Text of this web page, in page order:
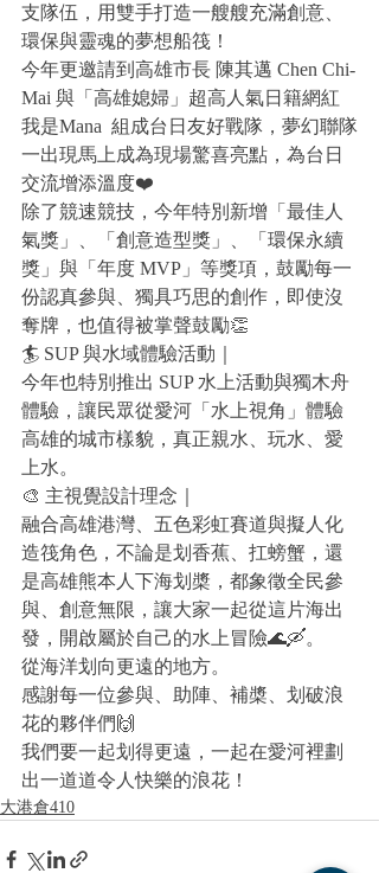
支隊伍，用雙手打造一艘艘充滿創意、
環保與靈魂的夢想船筏！
今年更邀請到高雄市長 陳其邁 Chen Chi-
Mai 與「高雄媳婦」超高人氣日籍網紅
我是Mana  組成台日友好戰隊，夢幻聯隊
一出現馬上成為現場驚喜亮點，為台日
交流增添溫度❤️‍
除了競速競技，今年特別新增「最佳人
氣獎」、「創意造型獎」、「環保永續
獎」與「年度 MVP」等獎項，鼓勵每一
份認真參與、獨具巧思的創作，即使沒
奪牌，也值得被掌聲鼓勵👏
🏄 SUP 與水域體驗活動｜
今年也特別推出 SUP 水上活動與獨木舟
體驗，讓民眾從愛河「水上視角」體驗
高雄的城市樣貌，真正親水、玩水、愛
上水。
🎨 主視覺設計理念｜
融合高雄港灣、五色彩虹賽道與擬人化
造筏角色，不論是划香蕉、扛螃蟹，還
是高雄熊本人下海划槳，都象徵全民參
與、創意無限，讓大家一起從這片海出
發，開啟屬於自己的水上冒險🌊🛶。
從海洋划向更遠的地方。
感謝每一位參與、助陣、補槳、划破浪
花的夥伴們🙌
我們要一起划得更遠，一起在愛河裡劃
出一道道令人快樂的浪花！
大港倉410